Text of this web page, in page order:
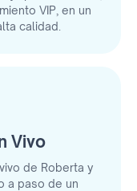
VIP, en un
calidad.
Vivo
de Roberta y
a paso de un